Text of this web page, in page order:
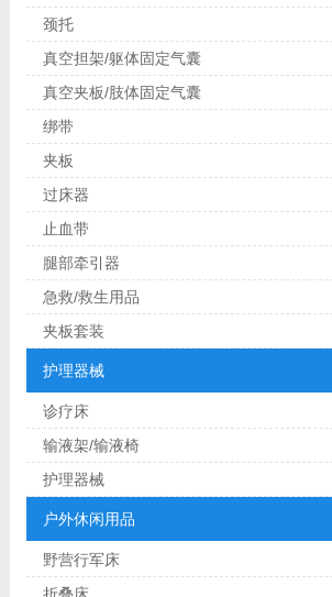
颈托
真空担架/躯体固定气囊
真空夹板/肢体固定气囊
绑带
夹板
过床器
止血带
腿部牵引器
急救/救生用品
夹板套装
护理器械
诊疗床
输液架/输液椅
护理器械
户外休闲用品
野营行军床